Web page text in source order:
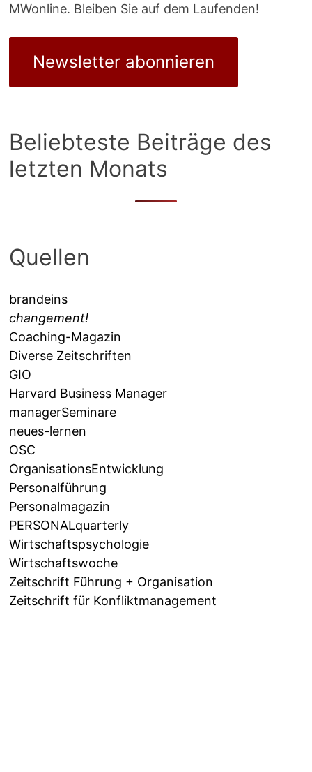
MWonline. Bleiben Sie auf dem Laufenden!
Newsletter abonnieren
Beliebteste Beiträge des
letzten Monats
Quellen
brandeins
changement!
Coaching-Magazin
Diverse Zeitschriften
GIO
Harvard Business Manager
managerSeminare
neues-lernen
OSC
OrganisationsEntwicklung
Personalführung
Personalmagazin
PERSONALquarterly
Wirtschaftspsychologie
Wirtschaftswoche
Zeitschrift Führung + Organisation
Zeitschrift für Konfliktmanagement